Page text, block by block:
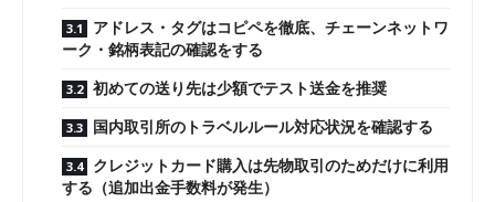
アドレス・タグはコピペを徹底、チェーンネットワ
ーク・銘柄表記の確認をする
初めての送り先は少額でテスト送金を推奨
国内取引所のトラベルルール対応状況を確認する
クレジットカード購入は先物取引のためだけに利用
する（追加出金手数料が発生）